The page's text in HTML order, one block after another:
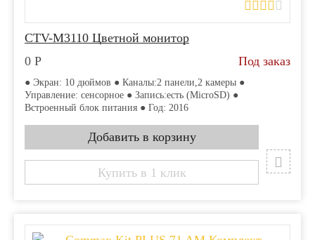
CTV-M3110 Цветной монитор
0 Р Под заказ
● Экран: 10 дюймов ● Каналы:2 панели,2 камеры ●
Управление: сенсорное ● Запись:есть (MicroSD) ●
Встроенный блок питания ● Год: 2016
Купить в 1 клик